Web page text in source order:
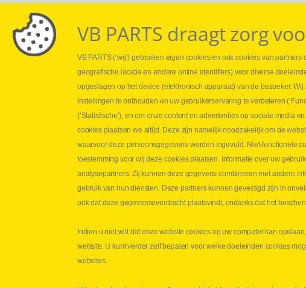
Webshop
Nieuws
Jobs
Leveringen
Drukcontrole set
Persmaten
Hydraulische slangen
Contact VB Parts
Abraham Hansstraat 7
B-8800 Roeselare
E-mail info@vbparts.be
Copyright
VB PARTS draagt zorg
VB PARTS (‘wij’) gebruiken eigen cookies en ook cookies van
geografische locatie en andere online identifiers) voor diverse
opgeslagen op het device (elektronisch apparaat) van de bezoeker.
instellingen te onthouden en uw gebruikerservaring te verbeteren
(‘Statistische’), en om onze content en advertenties op sociale media
cookies plaatsen we altijd. Deze zijn namelijk noodzakelijk om de
waarvoor deze persoonsgegevens worden ingevuld. Niet-functionele
toestemming voor wij deze cookies plaatsen. Informatie over uw
analysepartners. Zij kunnen deze gegevens combineren met andere
gebruik van hun diensten. Deze partners kunnen gevestigd zijn in
ook dat deze gegevensoverdracht plaatsvindt, ondanks dat het
Indien u niet wilt dat onze website cookies op uw computer kan
website. U kunt verder zelf bepalen voor welke doeleinden cookies
websites.